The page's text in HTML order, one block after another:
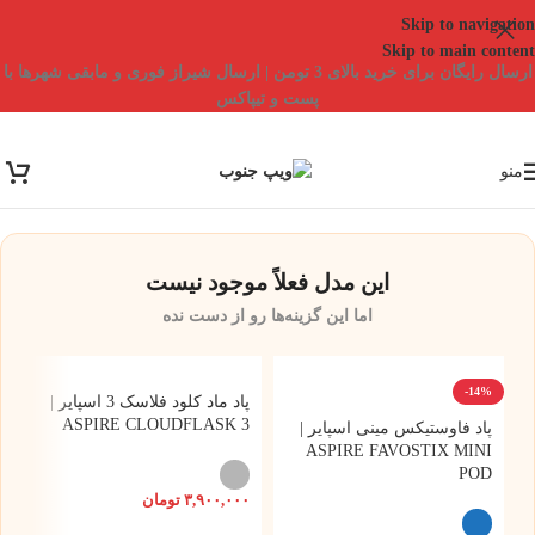
Skip to navigation
Skip to main content
ارسال رایگان برای خرید بالای 3 تومن | ارسال شیراز فوری و مابقی شهرها با
پست و تیپاکس
منو
این مدل فعلاً موجود نیست
اما این گزینه‌ها رو از دست نده
-14%
پاد فاوستیکس مینی اسپایر |
ASPIRE FAVOSTIX MINI
POD
پاد ماد کلود فلاسک 3 اسپایر |
ASPIRE CLOUDFLASK 3
۳,۹۰۰,۰۰۰ تومان